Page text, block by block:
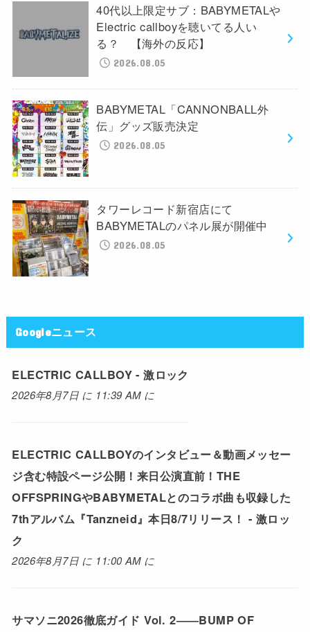
40代以上限定サブ：BABYMETALや
Electric callboyを聴いてる人い
る？ 【海外の反応】
2026.08.05
BABYMETAL「CANNONBALL外
伝」グッズ販売決定
2026.08.05
タワーレコード新宿店にて
BABYMETALのパネル展が開催中
2026.08.05
Googleニュース
ELECTRIC CALLBOY - 激ロック
2026年8月7日 に 11:39 AM に
ELECTRIC CALLBOYのインタビュー＆動画メッセー
ジ含む特設ページ公開！来日公演直前！THE
OFFSPRINGやBABYMETALとのコラボ曲も収録した
7thアルバム『Tanzneid』本日8/7リリース！ - 激ロッ
ク
2026年8月7日 に 11:00 AM に
サマソニ2026徹底ガイド Vol. 2――BUMP OF